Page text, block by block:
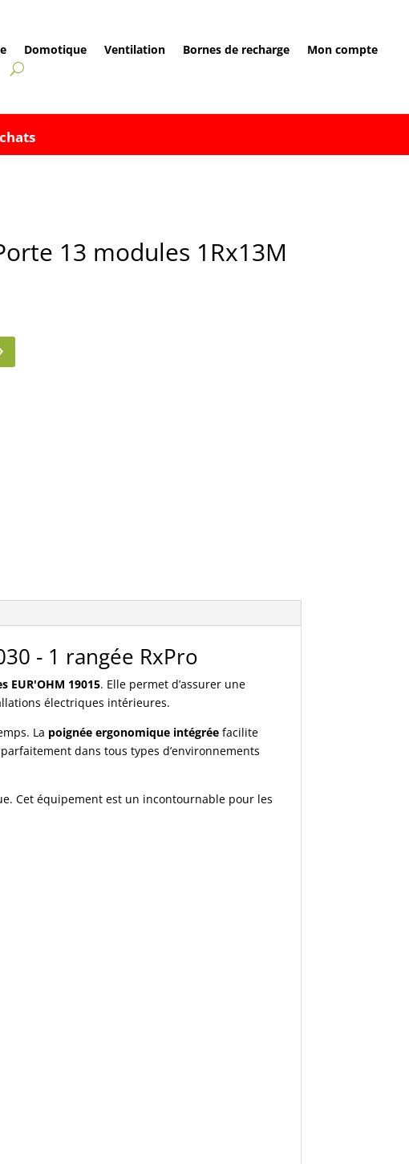
Domotique Ventilation Bornes de recharge Mon compte
13 modules 1Rx13M
- 1 rangée RxPro
EUR'OHM 19015. Elle permet d’assurer une
électriques intérieures.
La poignée ergonomique intégrée facilite
parfaitement dans tous types d’environnements
Cet équipement est un incontournable pour les